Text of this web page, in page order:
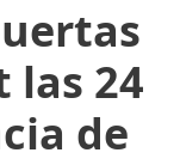
las 24
de